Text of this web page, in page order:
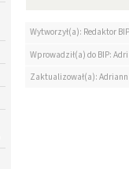
Wytworzył(a): Redaktor BIP
Wprowadził(a) do BIP:
Zaktualizował(a):